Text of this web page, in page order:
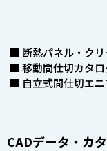
■ 断熱パネル・ク
■ 移動間仕切カタロ
■ 自立式間仕切エ
CADデータ・カ